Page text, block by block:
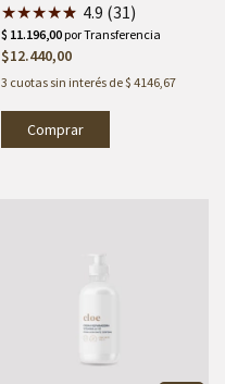
★★★★★
★ 4.9 (31)
$12.440,00
3 cuotas sin interés de$ 4146,67